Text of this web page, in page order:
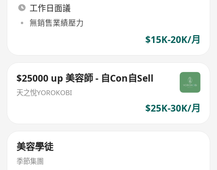
工作日面議
無銷售業績壓力
$15K-20K/月
$25000 up 美容師 - 自Con自Sell
天之悅YOROKOBI
$25K-30K/月
美容學徒
季節集團